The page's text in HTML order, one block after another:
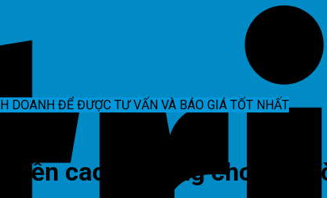
DOANH ĐỂ ĐƯỢC TƯ VẤN VÀ BÁO GIÁ TỐT NHẤT
bền cao sử dụng cho các